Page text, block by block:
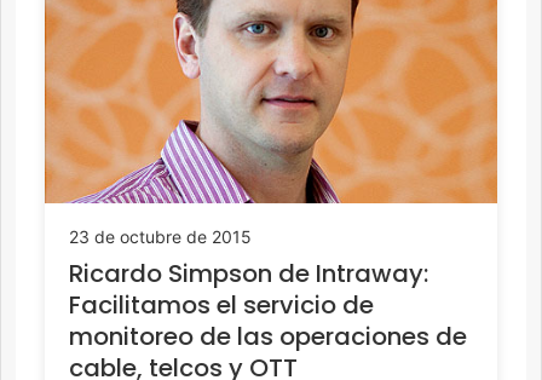
23 de octubre de 2015
Ricardo Simpson de Intraway:
Facilitamos el servicio de
monitoreo de las operaciones de
cable, telcos y OTT